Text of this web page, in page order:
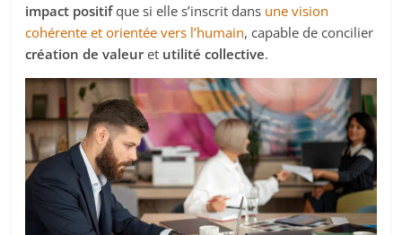
impact positifque si elle s’inscrit dans unevision
cohérente et orientée vers l’humain, capable de concilier
création de valeuret utilité collective.